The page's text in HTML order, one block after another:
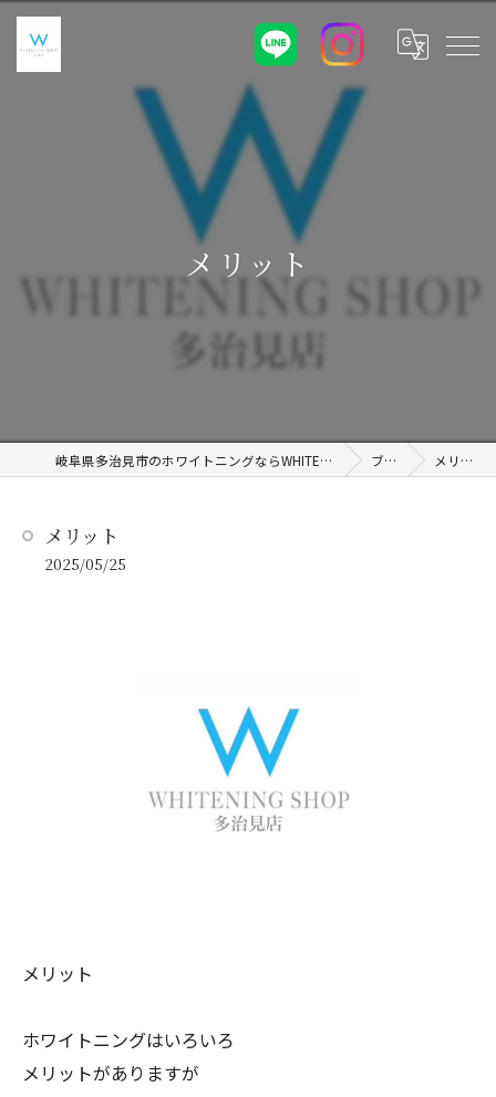
メリット
岐阜県多治見市のホワイトニングならWHITENING SHOP 土岐店 ブログ メリット
メリット
2025/05/25
メリット
ホワイトニングはいろいろ
メリットがありますが